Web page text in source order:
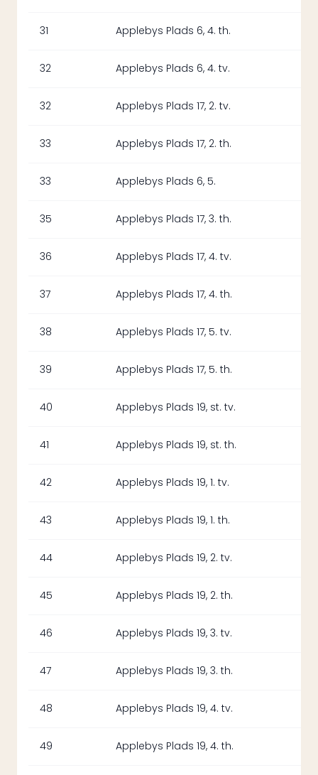
31 Applebys Plads 6, 4. th.
32 Applebys Plads 6, 4. tv.
32 Applebys Plads 17, 2. tv.
33 Applebys Plads 17, 2. th.
33 Applebys Plads 6, 5.
35 Applebys Plads 17, 3. th.
36 Applebys Plads 17, 4. tv.
37 Applebys Plads 17, 4. th.
38 Applebys Plads 17, 5. tv.
39 Applebys Plads 17, 5. th.
40 Applebys Plads 19, st. tv.
41 Applebys Plads 19, st. th.
42 Applebys Plads 19, 1. tv.
43 Applebys Plads 19, 1. th.
44 Applebys Plads 19, 2. tv.
45 Applebys Plads 19, 2. th.
46 Applebys Plads 19, 3. tv.
47 Applebys Plads 19, 3. th.
48 Applebys Plads 19, 4. tv.
49 Applebys Plads 19, 4. th.